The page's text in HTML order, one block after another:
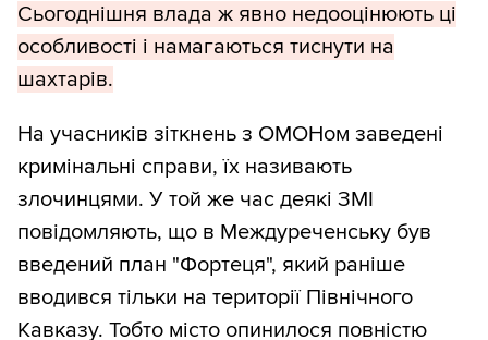
Сьогоднішня влада ж явно недооцінюють ці
особливості і намагаються тиснути на
шахтарів.
На учасників зіткнень з ОМОНом заведені
кримінальні справи, їх називають
злочинцями. У той же час деякі ЗМІ
повідомляють, що в Междуреченську був
введений план "Фортеця", який раніше
вводився тільки на території Північного
Кавказу. Тобто місто опинилося повністю